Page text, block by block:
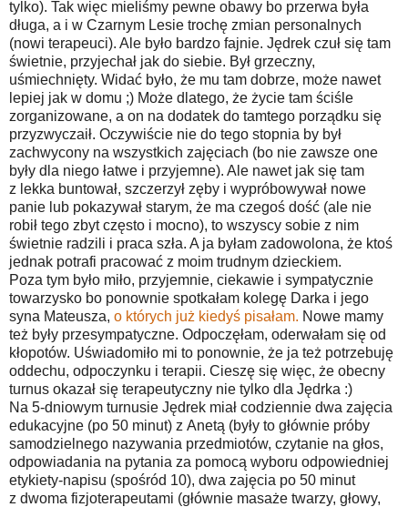
tylko). Tak więc mieliśmy pewne obawy bo przerwa była
długa, a i w Czarnym Lesie trochę zmian personalnych
(nowi terapeuci). Ale było bardzo fajnie. Jędrek czuł się tam
świetnie, przyjechał jak do siebie. Był grzeczny,
uśmiechnięty. Widać było, że mu tam dobrze, może nawet
lepiej jak w domu ;) Może dlatego, że życie tam ściśle
zorganizowane, a on na dodatek do tamtego porządku się
przyzwyczaił. Oczywiście nie do tego stopnia by był
zachwycony na wszystkich zajęciach (bo nie zawsze one
były dla niego łatwe i przyjemne). Ale nawet jak się tam
z lekka buntował, szczerzył zęby i wypróbowywał nowe
panie lub pokazywał starym, że ma czegoś dość (ale nie
robił tego zbyt często i mocno), to wszyscy sobie z nim
świetnie radzili i praca szła. A ja byłam zadowolona, że ktoś
jednak potrafi pracować z moim trudnym dzieckiem.
Poza tym było miło, przyjemnie, ciekawie i sympatycznie
towarzysko bo ponownie spotkałam kolegę Darka i jego
syna Mateusza, o których już kiedyś pisałam. Nowe mamy
też były przesympatyczne. Odpoczęłam, oderwałam się od
kłopotów. Uświadomiło mi to ponownie, że ja też potrzebuję
oddechu, odpoczynku i terapii. Cieszę się więc, że obecny
turnus okazał się terapeutyczny nie tylko dla Jędrka :)
Na 5-dniowym turnusie Jędrek miał codziennie dwa zajęcia
edukacyjne (po 50 minut) z Anetą (były to głównie próby
samodzielnego nazywania przedmiotów, czytanie na głos,
odpowiadania na pytania za pomocą wyboru odpowiedniej
etykiety-napisu (spośród 10), dwa zajęcia po 50 minut
z dwoma fizjoterapeutami (głównie masaże twarzy, głowy,